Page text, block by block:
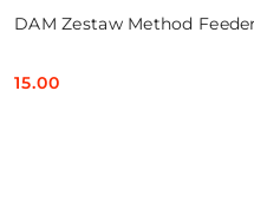
DAM Zestaw Method
Cena:
15.00